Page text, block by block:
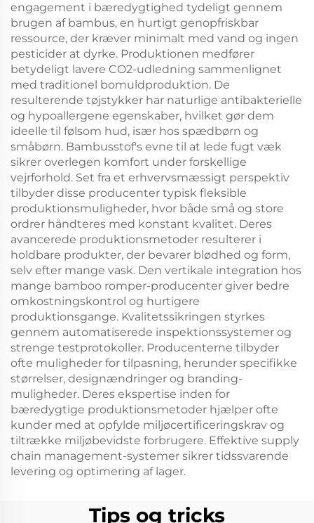
engagement i bæredygtighed tydeligt gennem
brugen af bambus, en hurtigt genopfriskbar
ressource, der kræver minimalt med vand og ingen
pesticider at dyrke. Produktionen medfører
betydeligt lavere CO2-udledning sammenlignet
med traditionel bomuldproduktion. De
resulterende tøjstykker har naturlige antibakterielle
og hypoallergene egenskaber, hvilket gør dem
ideelle til følsom hud, især hos spædbørn og
småbørn. Bambusstof's evne til at lede fugt væk
sikrer overlegen komfort under forskellige
vejrforhold. Set fra et erhvervsmæssigt perspektiv
tilbyder disse producenter typisk fleksible
produktionsmuligheder, hvor både små og store
ordrer håndteres med konstant kvalitet. Deres
avancerede produktionsmetoder resulterer i
holdbare produkter, der bevarer blødhed og form,
selv efter mange vask. Den vertikale integration hos
mange bamboo romper-producenter giver bedre
omkostningskontrol og hurtigere
produktionsgange. Kvalitetssikringen styrkes
gennem automatiserede inspektionssystemer og
strenge testprotokoller. Producenterne tilbyder
ofte muligheder for tilpasning, herunder specifikke
størrelser, designændringer og branding-
muligheder. Deres ekspertise inden for
bæredygtige produktionsmetoder hjælper ofte
kunder med at opfylde miljøcertificeringskrav og
tiltrække miljøbevidste forbrugere. Effektive supply
chain management-systemer sikrer tidssvarende
levering og optimering af lager.
Tips og tricks